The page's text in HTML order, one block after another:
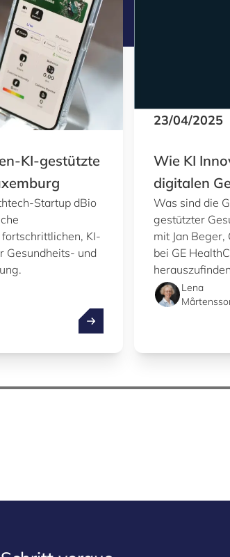
KI-gestützte
Startup dBio
KI-
Gesundheits- und
dBio bringt Next-Gen-KI-
23/04/2025
Wie KI
digitalen
Was sind die
gestützter
mit Jan
bei GE
Lena